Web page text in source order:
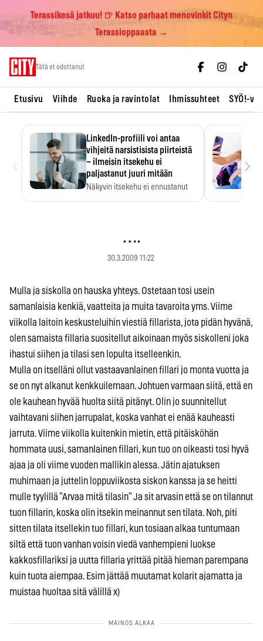
Terassikesä jatkuu! 🍺 Katso parhaat menovinkit Cityn
Terassioppaasta →
Tätä et odottanut
Etusivu Viihde Ruoka ja ravintolat Ihmissuhteet SYÖ!-
LinkedIn-profiili voi antaa
vihjeitä narsistisista piirteistä
– ilmeisin itsekehu ei
paljastanut juuri mitään
Näkyvin itsekehu ei ennustanut
›
….
30.3.2009 11:22
Mulla ja siskolla on hauska yhteys. Ostetaan tosi usein
samanlaisia kenkiä, vaatteita ja muita tavaroita yms. Viime
viikolla laitoin keskusteluihin viestiä fillarista, jota pidän hyvänä,
olen samaista fillaria suositellut aikoinaan myös siskolleni joka
ihastui siihen ja tilasi sen lopulta itselleenkin.
Mulla on itselläni ollut vastaavanlainen fillari jo monta vuotta ja
se on nyt alkanut kenkkuilemaan. Johtuen varmaan siitä, että en
ole kauhean hyvää huolta siitä pitänyt. Olin jo suunnitellut
vaihtavani siihen jarrupalat, koska vanhat ei enää kauheasti
jarruta. Viime viikolla kuitenkin mietin, että pitäisköhän
hommata uusi, samanlainen fillari, kun tuo on oikeasti tosi hyvä
ajaa ja oli viime vuoden mallikin alessa. Jätin ajatuksen
muhimaan ja juttelin loppuviikosta siskon kanssa ja se heitti
mulle tyylillä ”Arvaa mitä tilasin” Ja sit arvasin että se on tilannut
tuon fillarin, koska olin itsekin meinannut sen tilata. Noh, piti
sitten tilata itsellekin tuo fillari, kun tosiaan alkaa tuntumaan
siltä että tuon vanhan voisin viedä vanhempieni luokse
kakkosfillariksi ja uutta fillaria yrittää pitää hieman parempana
kuin tuota aiempaa. Esim jättää muutamat kolarit ajamatta ja
muistaa huoltaa sitä välillä x)